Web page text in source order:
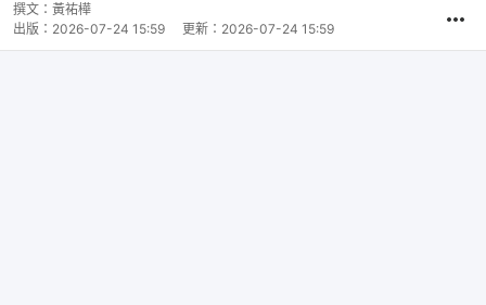
撰文： 黃祐樺
出版： 2026-07-24 15:59 更新： 2026-07-24 15:59